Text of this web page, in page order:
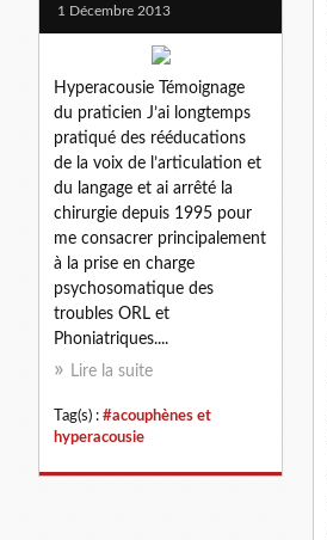
1 Décembre 2013
Hyperacousie Témoignage
du praticien J’ai longtemps
pratiqué des rééducations
de la voix de l’articulation et
du langage et ai arrêté la
chirurgie depuis 1995 pour
me consacrer principalement
à la prise en charge
psychosomatique des
troubles ORL et
Phoniatriques....
Lire la suite
Tag(s) : #acouphènes et
hyperacousie